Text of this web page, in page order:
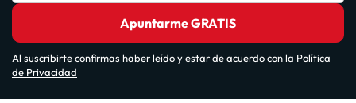
Apuntarme GRATIS
Al suscribirte confirmas haber leído y estar de acuerdo con la Política
de Privacidad